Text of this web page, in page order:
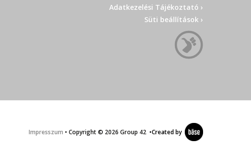
Adatkezelési Tájékoztató ›
Süti beállítások ›
Impresszum • Copyright © 2026 Group 42 •Created by